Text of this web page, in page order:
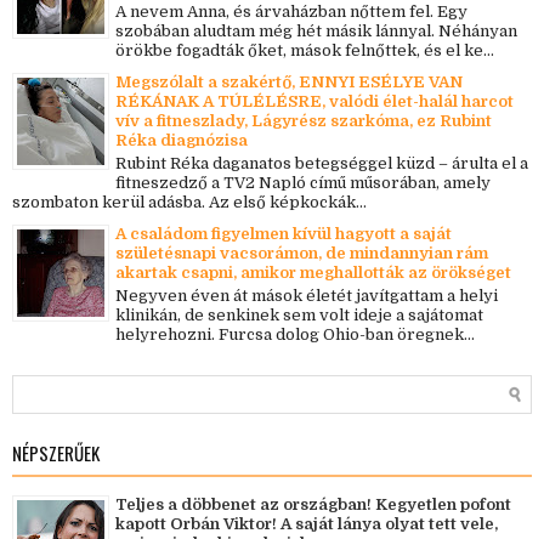
A nevem Anna, és árvaházban nőttem fel. Egy
szobában aludtam még hét másik lánnyal. Néhányan
örökbe fogadták őket, mások felnőttek, és el ke...
Megszólalt a szakértő, ENNYI ESÉLYE VAN
RÉKÁNAK A TÚLÉLÉSRE, valódi élet-halál harcot
vív a fitneszlady, Lágyrész szarkóma, ez Rubint
Réka diagnózisa
Rubint Réka daganatos betegséggel küzd – árulta el a
fitneszedző a TV2 Napló című műsorában, amely
szombaton kerül adásba. Az első képkockák...
A családom figyelmen kívül hagyott a saját
születésnapi vacsorámon, de mindannyian rám
akartak csapni, amikor meghallották az örökséget
Negyven éven át mások életét javítgattam a helyi
klinikán, de senkinek sem volt ideje a sajátomat
helyrehozni. Furcsa dolog Ohio-ban öregnek...
NÉPSZERŰEK
Teljes a döbbenet az országban! Kegyetlen pofont
kapott Orbán Viktor! A saját lánya olyat tett vele,